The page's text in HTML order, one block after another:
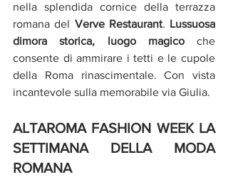
nella splendida cornice della terrazza
romana del Verve Restaurant. Lussuosa
dimora storica, luogo magico che
consente di ammirare i tetti e le cupole
della Roma rinascimentale. Con vista
incantevole sulla memorabile via Giulia.
ALTAROMA FASHION WEEK LA
SETTIMANA DELLA MODA
ROMANA